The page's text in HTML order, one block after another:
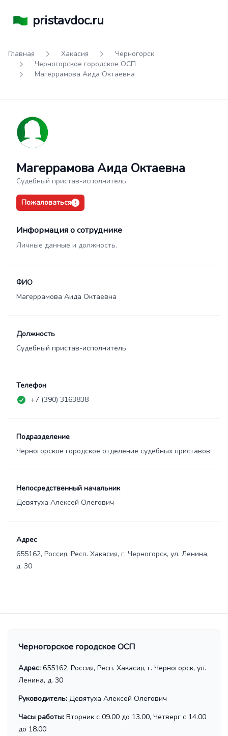
pristavdoc.ru
Главная Хакасия
Черногорск
Черногорское городское ОСП
Магеррамова Аида Октаевна
Магеррамова Аида Октаевна
Судебный пристав-исполнитель
Пожаловаться
Информация о сотруднике
Личные данные и должность.
ФИО
Магеррамова Аида Октаевна
Должность
Судебный пристав-исполнитель
Телефон
+7 (390) 3163838
Подразделение
Черногорское городское отделение судебных приставов
Непосредственный начальник
Девятуха Алексей Олегович
Адрес
655162, Россия, Респ. Хакасия, г. Черногорск, ул. Ленина,
д. 30
Черногорское городское ОСП
Адрес: 655162, Россия, Респ. Хакасия, г. Черногорск, ул.
Ленина, д. 30
Руководитель: Девятуха Алексей Олегович
Часы работы: Вторник с 09.00 до 13.00, Четверг с 14.00
до 18.00